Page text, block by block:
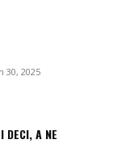
30, 2025
DECI, A NE